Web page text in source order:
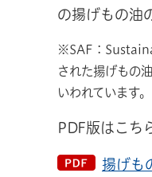
の揚げもの油
※SAF：
された揚げもの
いわれています。
PDF版はこち
揚げも